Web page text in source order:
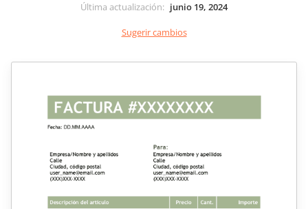
Última actualización: junio 19, 2024
Sugerir cambios